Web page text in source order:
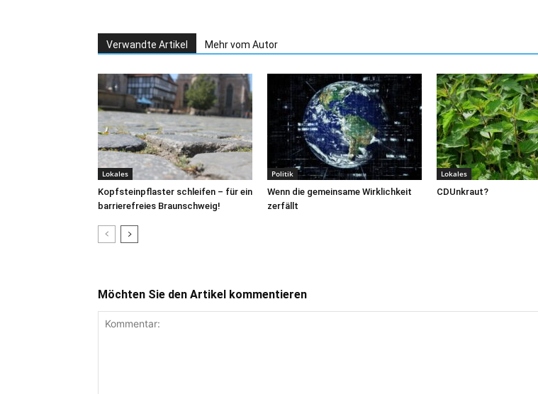
Verwandte Artikel Mehr vom Autor
Lokales
Kopfsteinpflaster schleifen – für ein
barrierefreies Braunschweig!
Politik
Wenn die gemeinsame Wirklichkeit
zerfällt
Lokales
CDUnkraut?
Möchten Sie den Artikel kommentieren